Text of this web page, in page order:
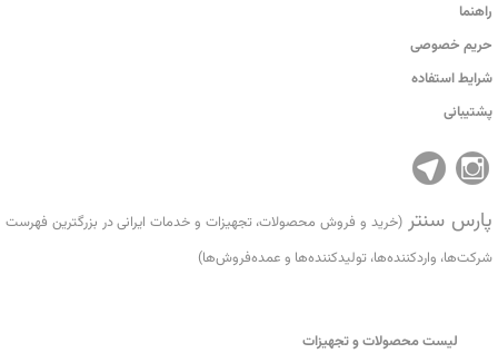
راهنما
حریم خصوصی
شرایط استفاده
پشتیبانی
پارس سنتر(خرید و فروش محصولات، تجهیزات و خدمات ایرانی در بزرگترین فهرست
شرکت‌ها، واردکننده‌ها، تولید‌کننده‌ها و عمده‌فروش‌ها)
لیست محصولات و تجهیزات